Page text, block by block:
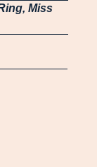
, Miss